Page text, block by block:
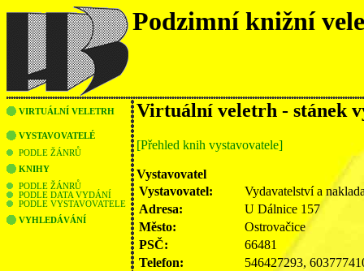
Podzimní knižní
VIRTUÁLNÍ VELETRH
VYSTAVOVATELÉ
PODLE ŽÁNRŮ
KNIHY
PODLE ŽÁNRŮ
PODLE DATA VYDÁNÍ
PODLE VYSTAVOVATELE
VYHLEDÁVÁNÍ
Virtuální veletrh - stánek
[Přehled knih vystavovatele]
Vystavovatel
Vystavovatel:
Vydavatelství a
Adresa:
U Dálnice 157
Město:
Ostrovačice
PSČ:
66481
Telefon:
546427293,